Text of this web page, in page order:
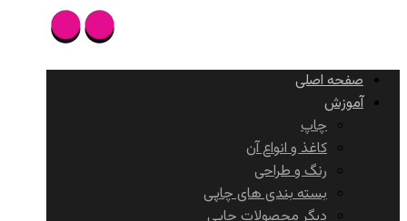
صفحه اصلی
آموزش
چاپ
کاغذ و انواع آن
رنگ و طراحی
بسته بندی های چاپی